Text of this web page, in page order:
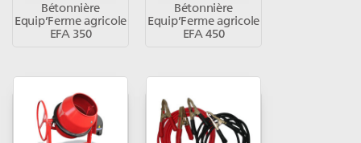
Bétonnière
Equip’Ferme agricole
EFA 350
Bétonnière
Equip’Ferme agricole
EFA 450